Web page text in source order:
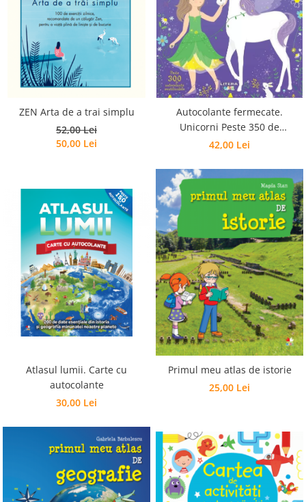
Reviste
Știință si natură
Vârstă
10+ ani
toate vârstele
Editura Univers
Cera
Editura Aramis
Editura Arthur
Editura Bookzone
Editura Cartemma
Editura Casa
Editura Corint
Editura Frontiera
Editura Gama
Editura Kreativ
Editura Litera
ZEN Arta de a trai simplu
52,00 Lei
50,00 Lei
Autocolante fermecate.
Unicorni Peste 350 de
autocolante reutilizabile
42,00 Lei
Atlasul lumii. Carte cu
autocolante
30,00 Lei
Primul meu atlas de istorie
25,00 Lei